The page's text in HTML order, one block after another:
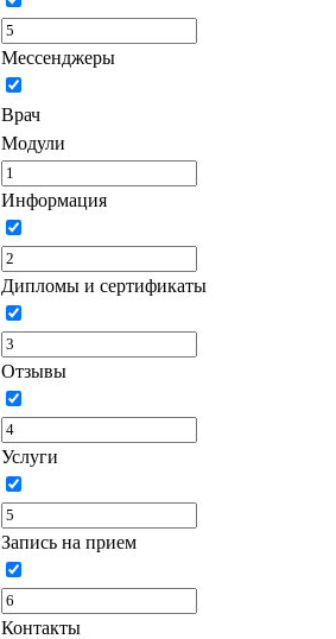
Мессенджеры
Врач
Модули
Информация
Дипломы и сертификаты
Отзывы
Услуги
Запись на прием
Контакты